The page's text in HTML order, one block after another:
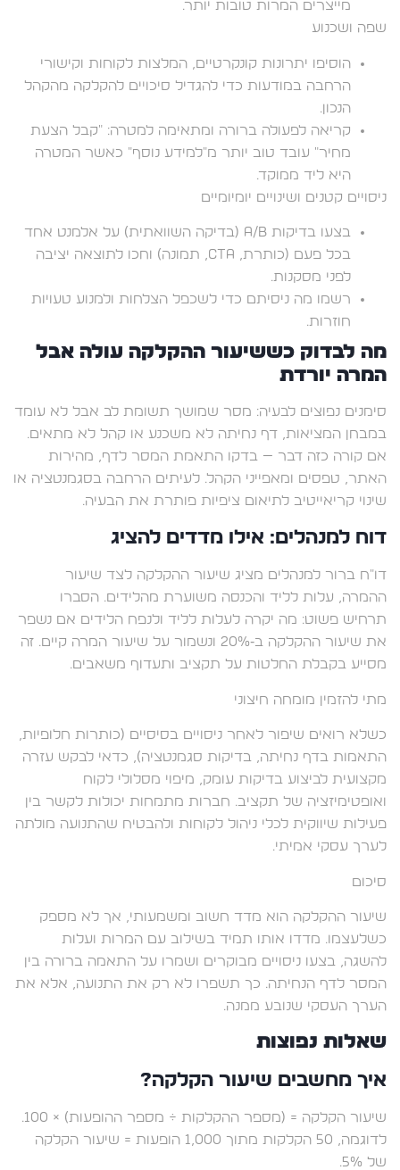
מייצרים המרות טובות יותר.
שפה ושכנוע
הוסיפו יתרונות קונקרטיים, המלצות לקוחות וקישורי
הרחבה במודעות כדי להגדיל סיכויים להקלקה מהקהל
הנכון.
קריאה לפעולה ברורה ומתאימה למטרה: "קבל הצעת
מחיר" עובד טוב יותר מ"למידע נוסף" כאשר המטרה
היא ליד ממוקד.
ניסויים קטנים ושינויים יומיומיים
בצעו בדיקות A/B (בדיקה השוואתית) על אלמנט אחד
בכל פעם (כותרת, CTA, תמונה) וחכו לתוצאה יציבה
לפני מסקנות.
רשמו מה ניסיתם כדי לשכפל הצלחות ולמנוע טעויות
חוזרות.
מה לבדוק כששיעור ההקלקה עולה אבל
המרה יורדת
סימנים נפוצים לבעיה: מסר שמושך תשומת לב אבל לא עומד
במבחן המציאות, דף נחיתה לא משכנע או קהל לא מתאים.
אם קורה כזה דבר — בדקו התאמת המסר לדף, מהירות
האתר, טפסים ומאפייני הקהל. לעיתים הרחבה בסגמנטציה או
שינוי קריאייטיב לתיאום ציפיות פותרת את הבעיה.
דוח למנהלים: אילו מדדים להציג
דו"ח ברור למנהלים מציג שיעור ההקלקה לצד שיעור
ההמרה, עלות לליד והכנסה משוערת מהלידים. הסברו
תרחיש פשוט: מה יקרה לעלות לליד ולנפח הלידים אם נשפר
את שיעור ההקלקה ב‑20% ונשמור על שיעור המרה קיים. זה
מסייע בקבלת החלטות על תקציב ותעדוף משאבים.
מתי להזמין מומחה חיצוני
כשלא רואים שיפור לאחר ניסויים בסיסיים (כותרות חלופיות,
התאמות בדף נחיתה, בדיקות סגמנטציה), כדאי לבקש עזרה
מקצועית לביצוע בדיקות עומק, מיפוי מסלולי לקוח
ואופטימיזציה של תקציב. חברות מתמחות יכולות לקשר בין
פעילות שיווקית לכלי ניהול לקוחות ולהבטיח שהתנועה מולתה
לערך עסקי אמיתי.
סיכום
שיעור ההקלקה הוא מדד חשוב ומשמעותי, אך לא מספק
כשלעצמו. מדדו אותו תמיד בשילוב עם המרות ועלות
להשגה, בצעו ניסויים מבוקרים ושמרו על התאמה ברורה בין
המסר לדף הנחיתה. כך תשפרו לא רק את התנועה, אלא את
הערך העסקי שנובע ממנה.
שאלות נפוצות
איך מחשבים שיעור הקלקה?
שיעור הקלקה = (מספר ההקלקות ÷ מספר ההופעות) × 100.
לדוגמה, 50 הקלקות מתוך 1,000 הופעות = שיעור הקלקה
של 5%.